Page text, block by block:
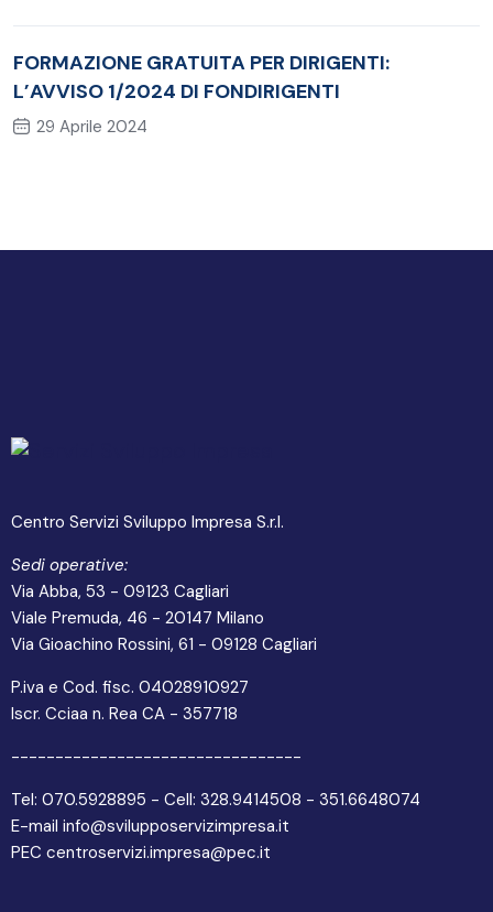
FORMAZIONE GRATUITA PER DIRIGENTI:
L’AVVISO 1/2024 DI FONDIRIGENTI
29 Aprile 2024
Centro Servizi Sviluppo Impresa S.r.l.
Sedi operative:
Via Abba, 53 - 09123 Cagliari
Viale Premuda, 46 - 20147 Milano
Via Gioachino Rossini, 61 - 09128 Cagliari
P.iva e Cod. fisc. 04028910927
Iscr. Cciaa n. Rea CA - 357718
---------------------------------
Tel: 070.5928895 - Cell: 328.9414508 - 351.6648074
E-mail info@svilupposervizimpresa.it
PEC centroservizi.impresa@pec.it